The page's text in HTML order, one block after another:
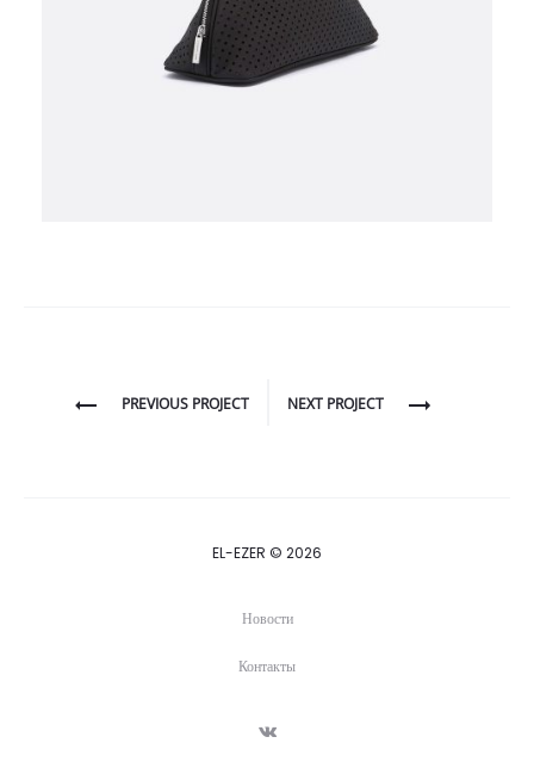
ProjectPREVIOUS PROJECT NEXT PROJECT
EL-EZER © 2026
Новости
Контакты
V